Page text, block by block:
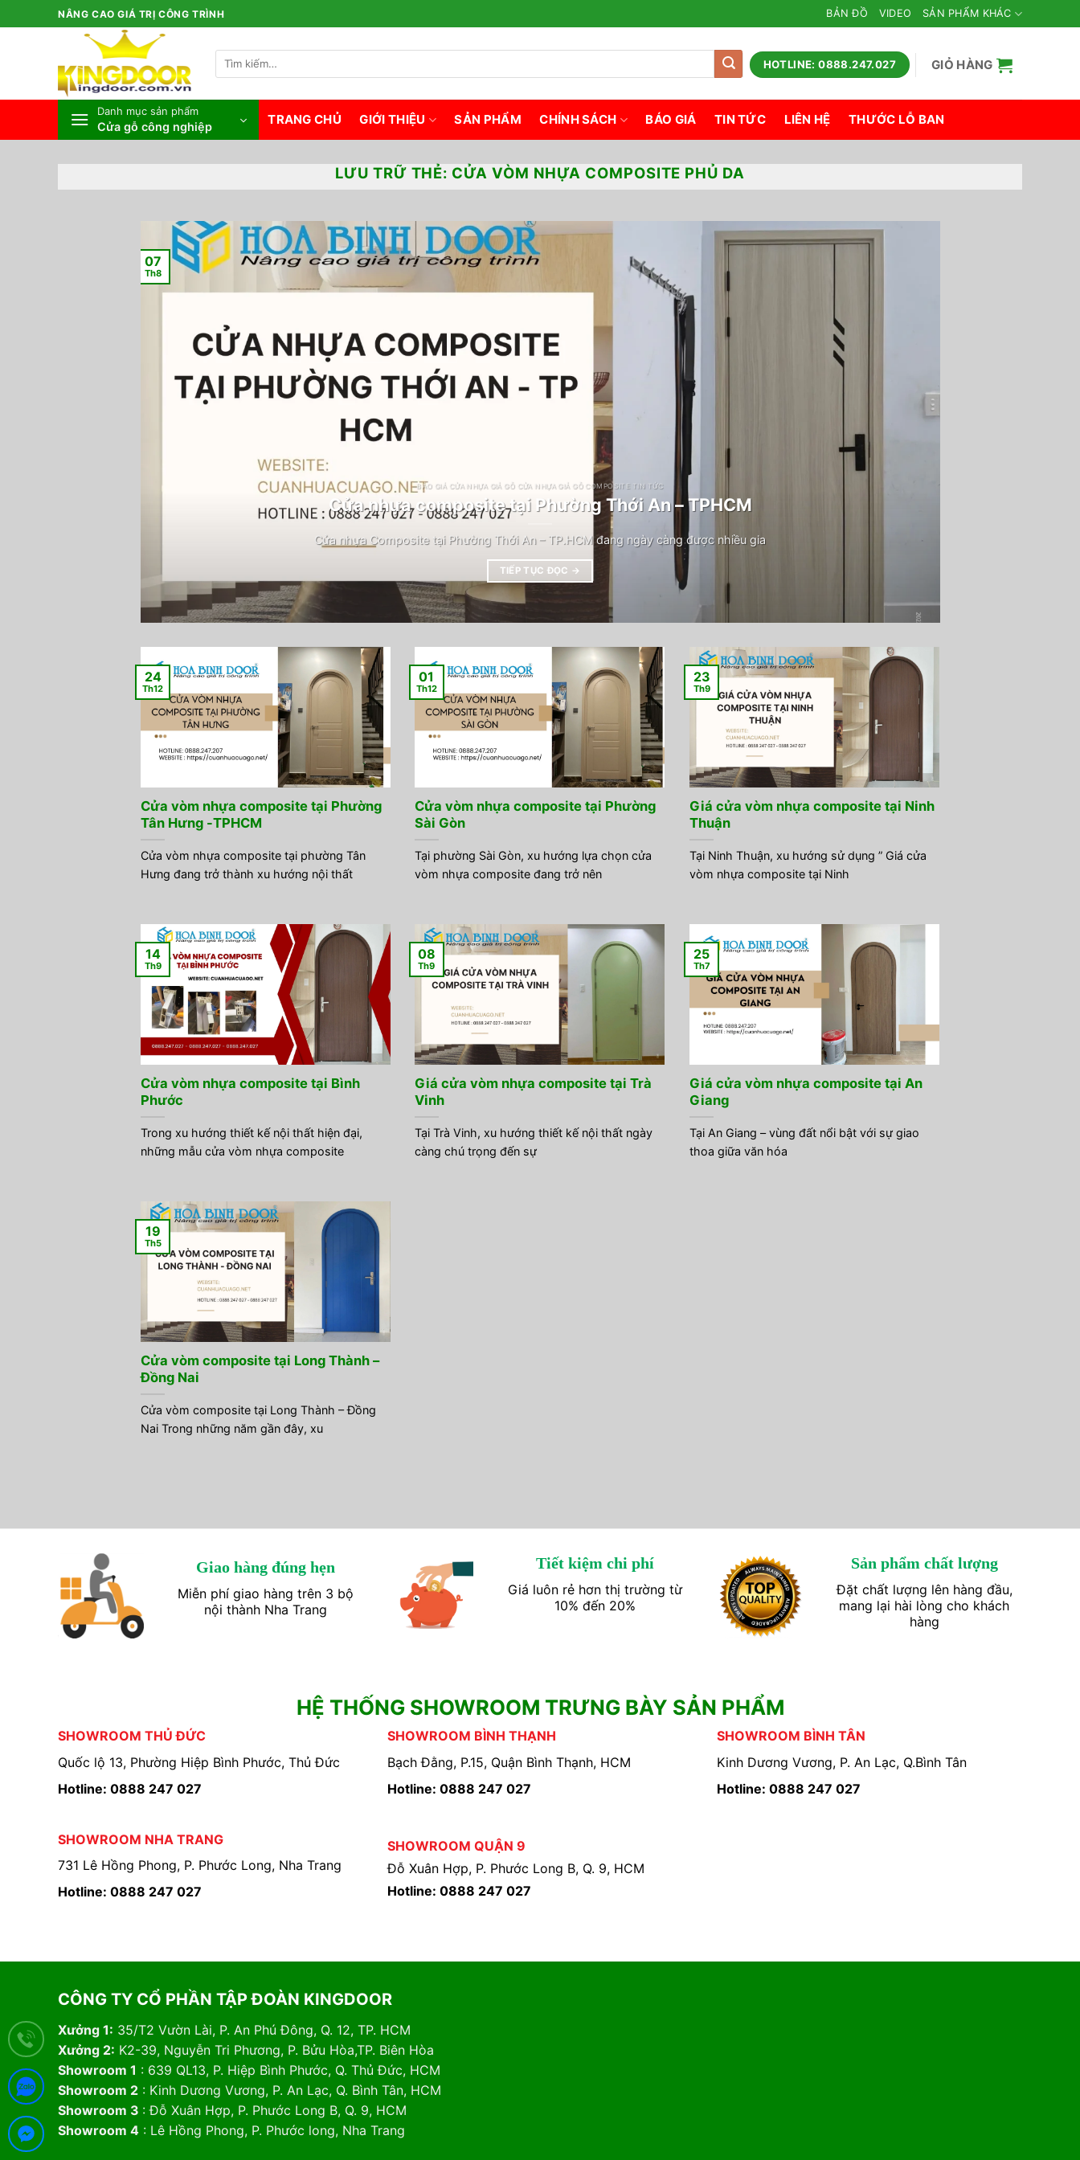
qua
NÂNG CAO GIÁ TRỊ CÔNG TRÌNH BẢN ĐỒ VIDEO SẢN PHẨM KHÁC
Tìm
kiếm:
HOTLINE: 0888.247.027 GIỎ HÀNG
Danh mục sản phẩm
Cửa gỗ công nghiệp TRANG CHỦ GIỚI THIỆU SẢN PHẨM CHÍNH SÁCH BÁO GIÁ TIN TỨC LIÊN HỆ THƯỚC LỖ BAN
LƯU TRỮ THẺ: CỬA VÒM NHỰA COMPOSITE PHỦ DA
BÁO GIÁ CỬA NHỰA GIẢ GỖ CỬA NHỰA GIẢ GỖ COMPOSITE TIN TỨC
Cửa nhựa composite tại Phường Thới An – TPHCM
Cửa nhựa Composite tại Phường Thới An – TP.HCM đang ngày càng được nhiều gia
TIẾP TỤC ĐỌC →
07
Th8
Cửa vòm nhựa composite tại Phường
Tân Hưng -TPHCM
Cửa vòm nhựa composite tại phường Tân
Hưng đang trở thành xu hướng nội thất
24
Th12
Cửa vòm nhựa composite tại Phường
Sài Gòn
Tại phường Sài Gòn, xu hướng lựa chọn cửa
vòm nhựa composite đang trở nên
01
Th12
Giá cửa vòm nhựa composite tại Ninh
Thuận
Tại Ninh Thuận, xu hướng sử dụng ” Giá cửa
vòm nhựa composite tại Ninh
23
Th9
Cửa vòm nhựa composite tại Bình
Phước
Trong xu hướng thiết kế nội thất hiện đại,
những mẫu cửa vòm nhựa composite
14
Th9
Giá cửa vòm nhựa composite tại Trà
Vinh
Tại Trà Vinh, xu hướng thiết kế nội thất ngày
càng chú trọng đến sự
08
Th9
Giá cửa vòm nhựa composite tại An
Giang
Tại An Giang – vùng đất nổi bật với sự giao
thoa giữa văn hóa
25
Th7
Cửa vòm composite tại Long Thành –
Đồng Nai
Cửa vòm composite tại Long Thành – Đồng
Nai Trong những năm gần đây, xu
19
Th5
Giao hàng đúng hẹn
Miễn phí giao hàng trên 3 bộ
nội thành Nha Trang
Tiết kiệm chi phí
Giá luôn rẻ hơn thị trường từ
10% đến 20%
Sản phẩm chất lượng
Đặt chất lượng lên hàng đầu,
mang lại hài lòng cho khách
hàng
HỆ THỐNG SHOWROOM TRƯNG BÀY SẢN PHẨM
SHOWROOM THỦ ĐỨC
Quốc lộ 13, Phường Hiệp Bình Phước, Thủ Đức
Hotline: 0888 247 027
SHOWROOM BÌNH THẠNH
Bạch Đằng, P.15, Quận Bình Thạnh, HCM
Hotline: 0888 247 027
SHOWROOM BÌNH TÂN
Kinh Dương Vương, P. An Lạc, Q.Bình Tân
Hotline: 0888 247 027
SHOWROOM NHA TRANG
731 Lê Hồng Phong, P. Phước Long, Nha Trang
Hotline: 0888 247 027
SHOWROOM QUẬN 9
Đỗ Xuân Hợp, P. Phước Long B, Q. 9, HCM
Hotline: 0888 247 027
CÔNG TY CỔ PHẦN TẬP ĐOÀN KINGDOOR
Xưởng 1: 35/T2 Vườn Lài, P. An Phú Đông, Q. 12, TP. HCM
Xưởng 2: K2-39, Nguyễn Tri Phương, P. Bửu Hòa,TP. Biên Hòa
Showroom 1 : 639 QL13, P. Hiệp Bình Phước, Q. Thủ Đức, HCM
Showroom 2: Kinh Dương Vương, P. An Lạc, Q. Bình Tân, HCM
Showroom 3 : Đỗ Xuân Hợp, P. Phước Long B, Q. 9, HCM
Showroom 4: Lê Hồng Phong, P. Phước long, Nha Trang